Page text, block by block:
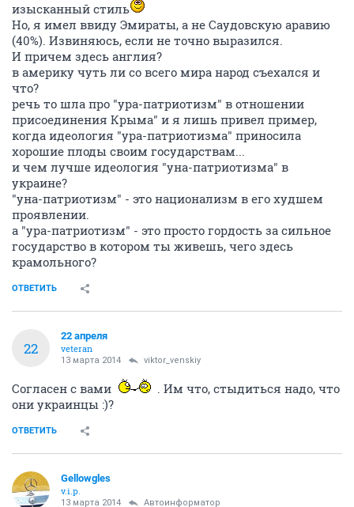
изысканный стиль
Но, я имел ввиду Эмираты, а не Саудовскую аравию
(40%). Извиняюсь, если не точно выразился.
И причем здесь англия?
в америку чуть ли со всего мира народ съехался и
что?
речь то шла про "ура-патриотизм" в отношении
присоединения Крыма" и я лишь привел пример,
когда идеология "ура-патриотизма" приносила
хорошие плоды своим государствам...
и чем лучше идеология "уна-патриотизма" в
украине?
"уна-патриотизм" - это национализм в его худшем
проявлении.
а "ура-патриотизм" - это просто гордость за сильное
государство в котором ты живешь, чего здесь
крамольного?
ОТВЕТИТЬ
22
22 апреля
veteran
13 марта 2014 viktor_venskiy
Согласен с вами
. Им что, стыдиться надо, что
они украинцы :)?
ОТВЕТИТЬ
Gellowgles
v.i.p.
13 марта 2014 Автоинформатор